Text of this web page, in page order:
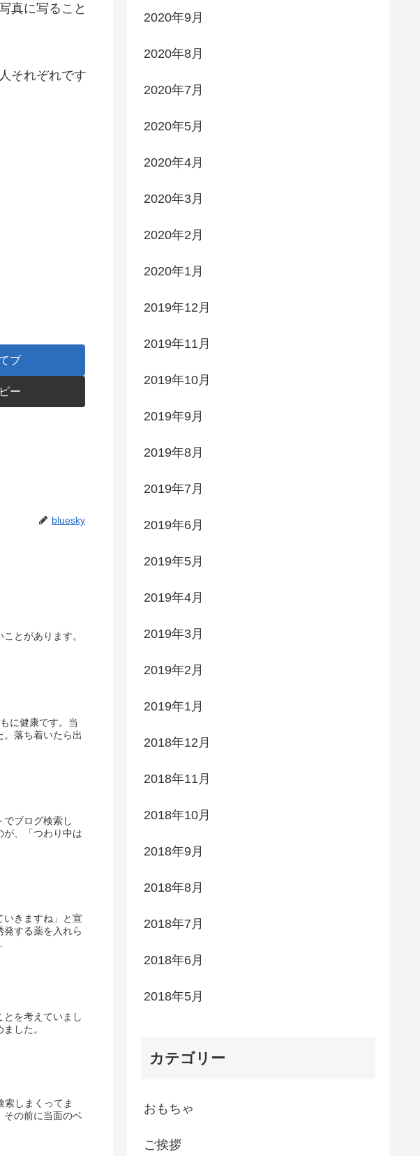
真に写ること
それぞれです
ブ
ー
bluesky
とがあります。
に健康です。当
落ち着いたら出
ブログ検索し
が、「つわり中は
いきますね」と宣
する薬を入れら
を考えていまし
した。
しまくってま
その前に当面のベ
2020年9月
2020年8月
2020年7月
2020年5月
2020年4月
2020年3月
2020年2月
2020年1月
2019年12月
2019年11月
2019年10月
2019年9月
2019年8月
2019年7月
2019年6月
2019年5月
2019年4月
2019年3月
2019年2月
2019年1月
2018年12月
2018年11月
2018年10月
2018年9月
2018年8月
2018年7月
2018年6月
2018年5月
カテゴリー
おもちゃ
ご挨拶